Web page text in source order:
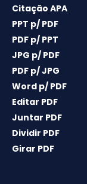
Citação APA
PPT p/ PDF
PDF p/ PPT
JPG p/ PDF
PDF p/ JPG
Word p/ PDF
Editar PDF
Juntar PDF
Dividir PDF
Girar PDF